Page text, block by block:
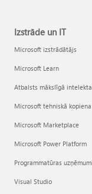
Izstrāde un IT
Microsoft izstrādātājs
Microsoft Learn
Atbalsts mākslīgā
Microsoft tehniskā kopiena
Microsoft Marketplace
Microsoft Power Platform
Programmatūras uzņēmumi
Visual Studio